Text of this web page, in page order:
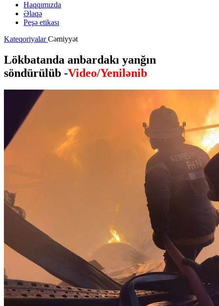
Haqqımızda
Əlaqə
Peşə etikası
KateqoriyalarCəmiyyət
Lökbatanda anbardakı yanğın
söndürülüb -Video/Yenilənib